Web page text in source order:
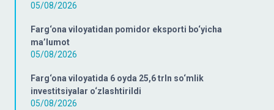
05/08/2026
Farg‘ona viloyatidan pomidor eksporti bo‘yicha
ma’lumot
05/08/2026
Farg‘ona viloyatida 6 oyda 25,6 trln so‘mlik
investitsiyalar o‘zlashtirildi
05/08/2026